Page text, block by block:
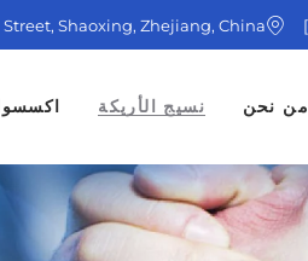
Shaoxing, Zhejiang, China
من نحن نسيج الأريكة